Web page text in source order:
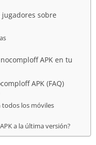
sobre
APK en tu
APK (FAQ)
todos los móviles
a la última versión?